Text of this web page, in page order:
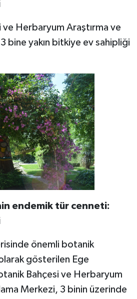
ve Herbaryum Araştırma ve
bine yakın bitkiye ev sahipliği
endemik tür cenneti:
önemli botanik
gösterilen Ege
Bahçesi ve Herbaryum
Merkezi, 3 binin üzerinde